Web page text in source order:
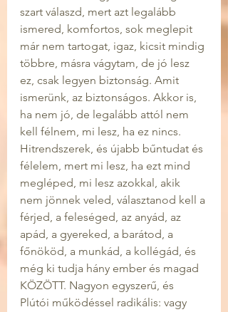
szart válaszd, mert azt legalább
ismered, komfortos, sok meglepit
már nem tartogat, igaz, kicsit mindig
többre, másra vágytam, de jó lesz
ez, csak legyen biztonság. Amit
ismerünk, az biztonságos. Akkor is,
ha nem jó, de legalább attól nem
kell félnem, mi lesz, ha ez nincs.
Hitrendszerek, és újabb bűntudat és
félelem, mert mi lesz, ha ezt mind
megléped, mi lesz azokkal, akik
nem jönnek veled, választanod kell a
férjed, a feleséged, az anyád, az
apád, a gyereked, a barátod, a
főnököd, a munkád, a kollégád, és
még ki tudja hány ember és magad
KÖZÖTT. Nagyon egyszerű, és
Plútói működéssel radikális: vagy